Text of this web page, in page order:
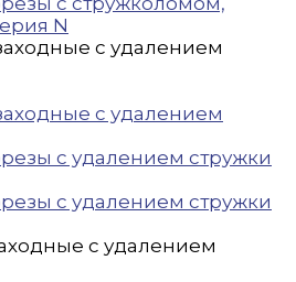
N
с удалением
с удалением
с удалением стружки
с удалением стружки
с удалением